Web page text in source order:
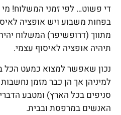
די פשוט… לפי זמני המשלוח!
בפחות משבוע ויש אופציה
מתווך (דרופשיפר) המשלוח
תיהיה אופציה לאיסוף עצמי.
נכון שאפשר למצוא כמעט הכל
למיניהן אך הן כבר מזמן
סניפים בכל הארץ) ומטבע
האנשים במרפסת ובבית.